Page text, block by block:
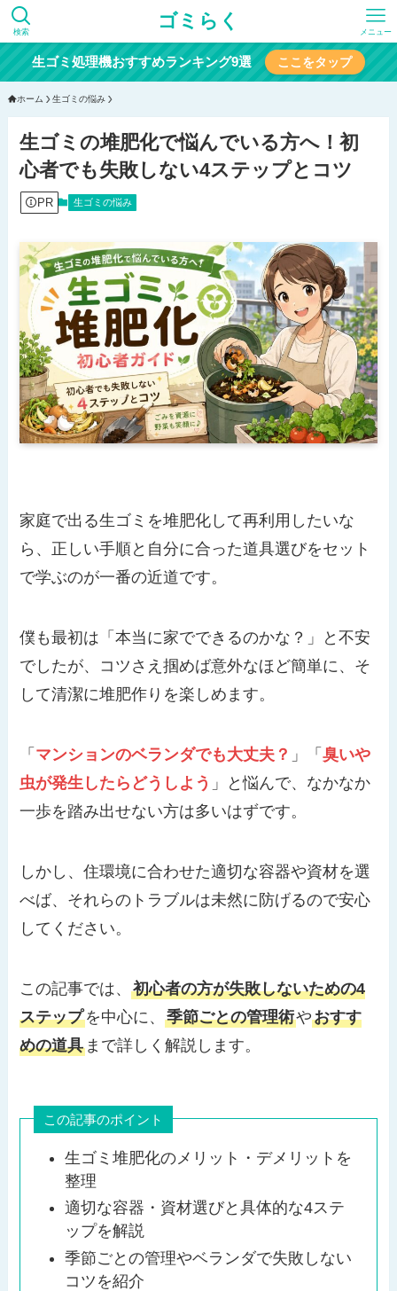
ゴミらく
検索 メニュー
生ゴミ処理機おすすめランキング9選 ここをタップ
ホーム 生ゴミの悩み
生ゴミの堆肥化で悩んでいる方へ！初
心者でも失敗しない4ステップとコツ
PR 生ゴミの悩み
家庭で出る生ゴミを堆肥化して再利用したいな
ら、正しい手順と自分に合った道具選びをセット
で学ぶのが一番の近道です。
僕も最初は「本当に家でできるのかな？」と不安
でしたが、コツさえ掴めば意外なほど簡単に、そ
して清潔に堆肥作りを楽しめます。
「 マンションのベランダでも大丈夫？ 」「臭いや
虫が発生したらどうしよう 」と悩んで、なかなか
一歩を踏み出せない方は多いはずです。
しかし、住環境に合わせた適切な容器や資材を選
べば、それらのトラブルは未然に防げるので安心
してください。
この記事では、初心者の方が失敗しないための4
ステップを中心に、季節ごとの管理術やおすす
めの道具 まで詳しく解説します。
この記事のポイント
生ゴミ堆肥化のメリット・デメリットを
整理
適切な容器・資材選びと具体的な4ステ
ップを解説
季節ごとの管理やベランダで失敗しない
コツを紹介